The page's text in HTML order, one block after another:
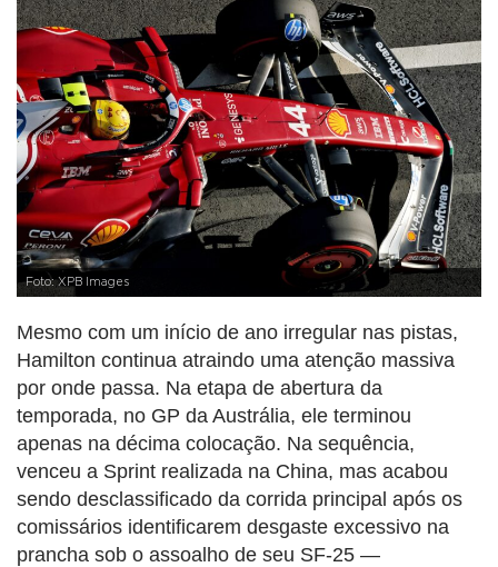
Foto: XPB Images
Mesmo com um início de ano irregular nas pistas,
Hamilton continua atraindo uma atenção massiva
por onde passa. Na etapa de abertura da
temporada, no GP da Austrália, ele terminou
apenas na décima colocação. Na sequência,
venceu a Sprint realizada na China, mas acabou
sendo desclassificado da corrida principal após os
comissários identificarem desgaste excessivo na
prancha sob o assoalho de seu SF-25 —